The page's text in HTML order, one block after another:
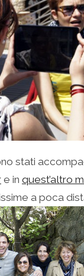
stati
e in quest’altro
a poca